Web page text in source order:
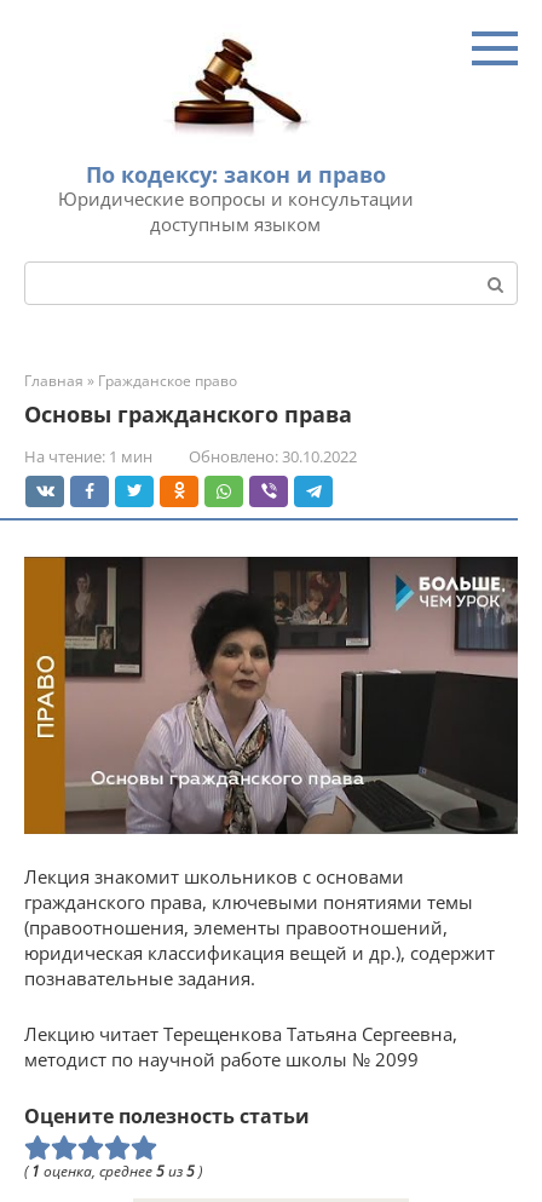
По кодексу: закон и право
Юридические вопросы и консультации
доступным языком
Главная » Гражданское право
Основы гражданского права
На чтение: 1 мин Обновлено:30.10.2022
Лекция знакомит школьников с основами
гражданского права, ключевыми понятиями темы
(правоотношения, элементы правоотношений,
юридическая классификация вещей и др.), содержит
познавательные задания.
Лекцию читает Терещенкова Татьяна Сергеевна,
методист по научной работе школы № 2099
Оцените полезность статьи
(1 оценка, среднее5из5)